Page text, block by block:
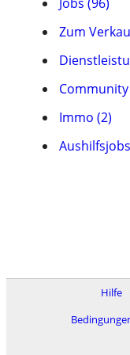
Zum
Community
Immo (2)
Hilfe